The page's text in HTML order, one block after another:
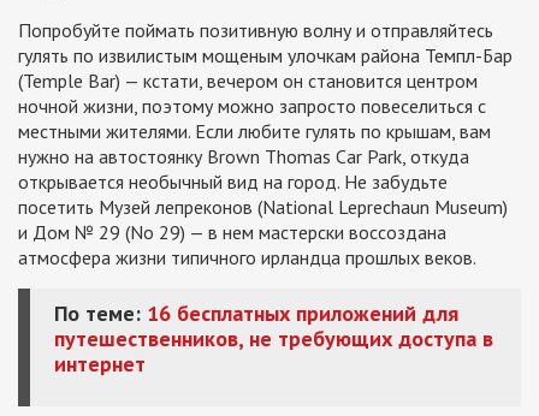
Попробуйте поймать позитивную волну и отправляйтесь
гулять по извилистым мощеным улочкам района Темпл-Бар
(Temple Bar) — кстати, вечером он становится центром
ночной жизни, поэтому можно запросто повеселиться с
местными жителями. Если любите гулять по крышам, вам
нужно на автостоянку Brown Thomas Car Park, откуда
открывается необычный вид на город. Не забудьте
посетить Музей лепреконов (National Leprechaun Museum)
и Дом № 29 (No 29) — в нем мастерски воссоздана
атмосфера жизни типичного ирландца прошлых веков.
По теме: 16 бесплатных приложений для
путешественников, не требующих доступа в
интернет